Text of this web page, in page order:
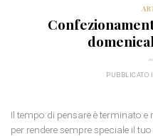
PUBBLICATO
Il tempo di pensare è terminato
per rendere sempre speciale il tuo